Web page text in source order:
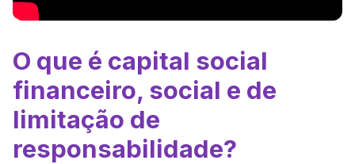
O que é capital social
financeiro, social e de
limitação de
responsabilidade?